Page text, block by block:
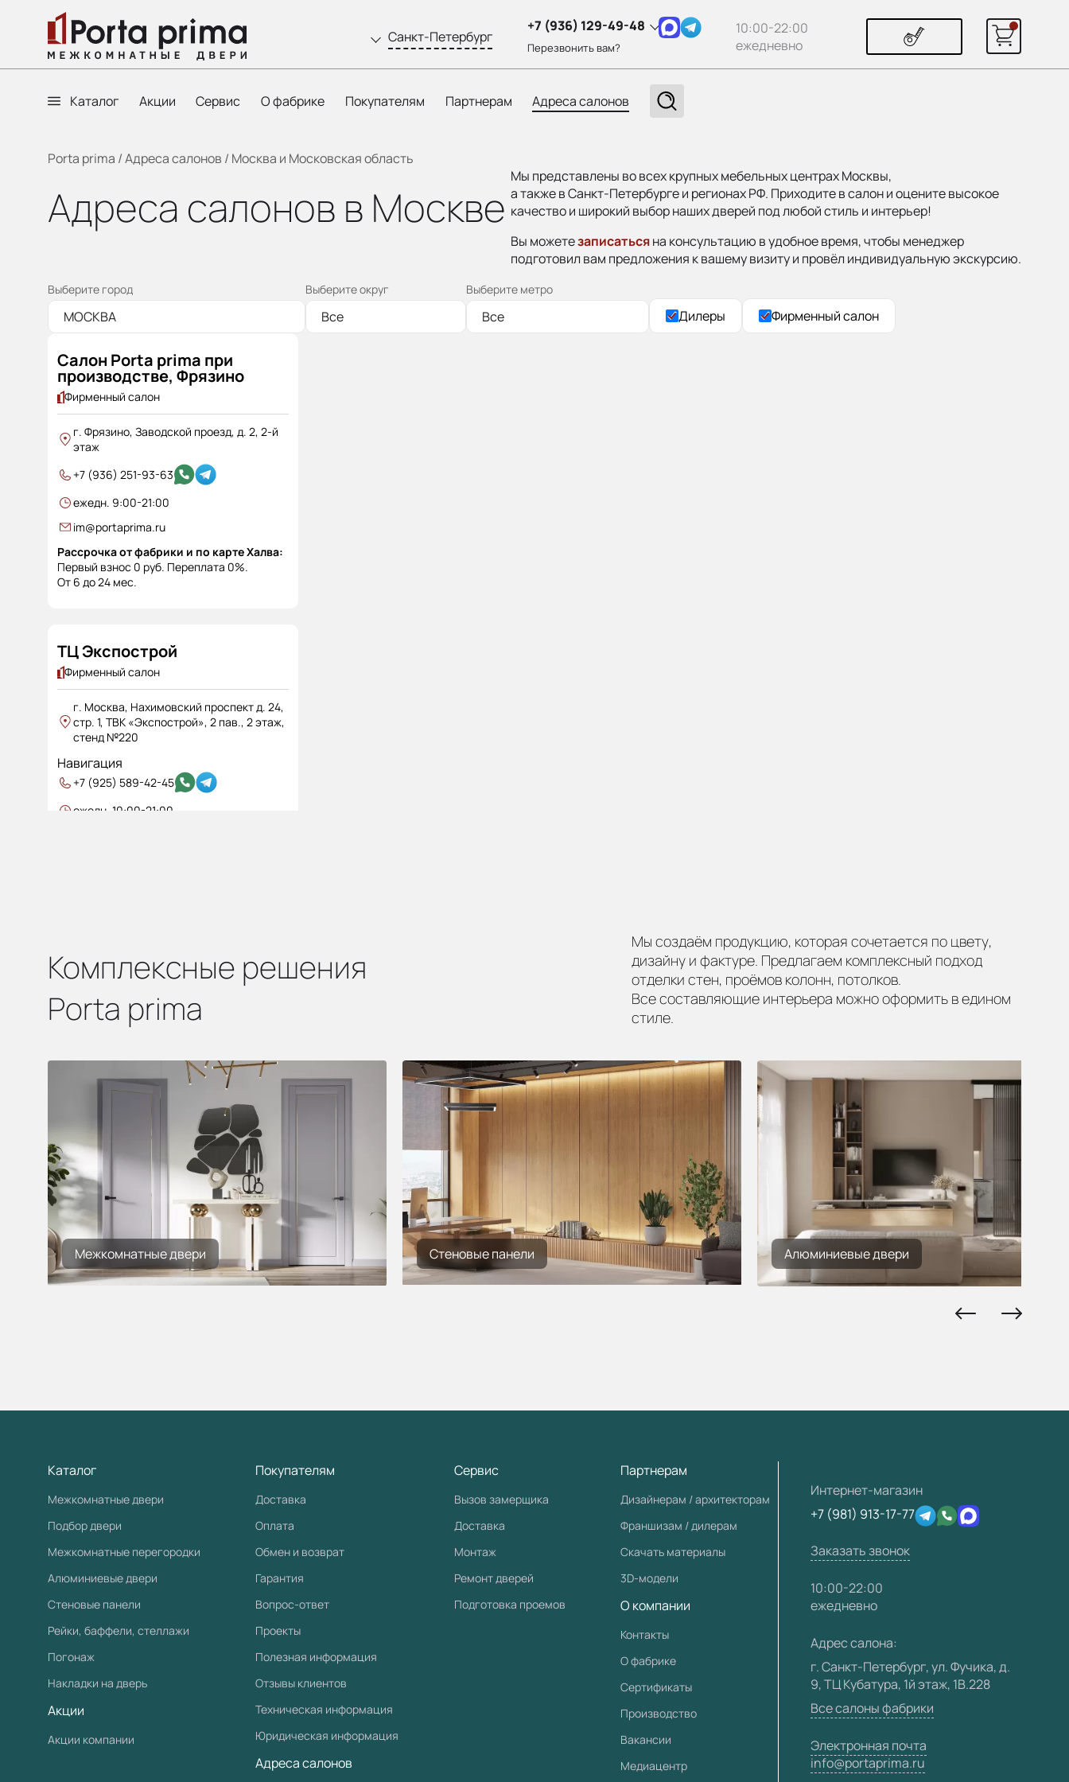
Санкт-Петербург
+7 (936) 129-49-48
Перезвонить вам?
10:00-22:00
ежедневно
Каталог Акции Сервис О фабрике Покупателям Партнерам Адреса салонов
Porta prima /Адреса салонов / Москва и Московская область
Адреса салонов в Москве
Мы представлены во всех крупных мебельных центрах Москвы,
а также в Санкт-Петербурге и регионах РФ. Приходите в салон и оцените высокое
качество и широкий выбор наших дверей под любой стиль и интерьер!
Вы можетезаписатьсяна консультацию в удобное время, чтобы менеджер
подготовил вам предложения к вашему визиту и провёл индивидуальную экскурсию.
Выберите город Выберите округ Выберите метро
Дилеры Фирменный салон
Салон Porta prima при
производстве, Фрязино
Фирменный салон
г. Фрязино, Заводской проезд, д. 2, 2-й
этаж
+7 (936) 251-93-63
ежедн. 9:00-21:00
im@portaprima.ru
Рассрочка от фабрики и по карте Халва:
Первый взнос 0 руб. Переплата 0%.
От 6 до 24 мес.
ТЦ Экспострой
Фирменный салон
г. Москва, Нахимовский проспект д. 24,
стр. 1, ТВК «Экспострой», 2 пав., 2 этаж,
стенд №220
Навигация
+7 (925) 589-42-45
ежедн. 10:00-21:00
ТЦ Family room
Фирменный салон
этаж, ТЦ "Family room" секция № 2
ка05/2
+7 (936) 128-48-49
ежедн. 10:00-21:00
leningrad@portaprima.ru
Водный Стадион
Войковская
Балтийская
Рассрочка от фабрики и по карте Халва:
Первый взнос 0 руб. Переплата 0%.
От 6 до 24 мес.
1 этаж
Планерная
Речной вокзал
Рассрочка от фабрики и по карте Халва:
От 6 до 24 мес.
ТЦ Миллион Мелочей
Миллион Мелочей, пав. Д-15/1
Комплексные решения
Porta prima
Мы создаём продукцию, которая сочетается по цвету,
дизайну и фактуре. Предлагаем комплексный подход
отделки стен, проёмов колонн, потолков.
Все составляющие интерьера можно оформить в едином
стиле.
Межкомнатные двери Стеновые панели Алюминиевые двери
Каталог
Межкомнатные двери
Подбор двери
Межкомнатные перегородки
Алюминиевые двери
Стеновые панели
Рейки, баффели, стеллажи
Погонаж
Накладки на дверь
Акции
Акции компании
Покупателям
Доставка
Оплата
Обмен и возврат
Гарантия
Вопрос-ответ
Проекты
Полезная информация
Отзывы клиентов
Техническая информация
Юридическая информация
Адреса салонов
Сервис
Вызов замерщика
Доставка
Монтаж
Ремонт дверей
Подготовка проемов
Партнерам
Дизайнерам / архитекторам
Франшизам / дилерам
Скачать материалы
3D-модели
О компании
Контакты
О фабрике
Сертификаты
Производство
Вакансии
Медиацентр
Интернет-магазин
+7 (981) 913-17-77
Заказать звонок
10:00-22:00
ежедневно
Адрес салона:
г. Санкт-Петербург, ул. Фучика, д.
9, ТЦ Кубатура, 1й этаж, 1В.228
Все салоны фабрики
Электронная почта
info@portaprima.ru